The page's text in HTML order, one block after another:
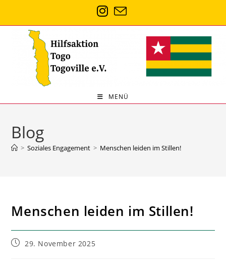
MENÜ
Blog
> Soziales Engagement > Menschen leiden im Stillen!
Menschen leiden im Stillen!
29. November 2025